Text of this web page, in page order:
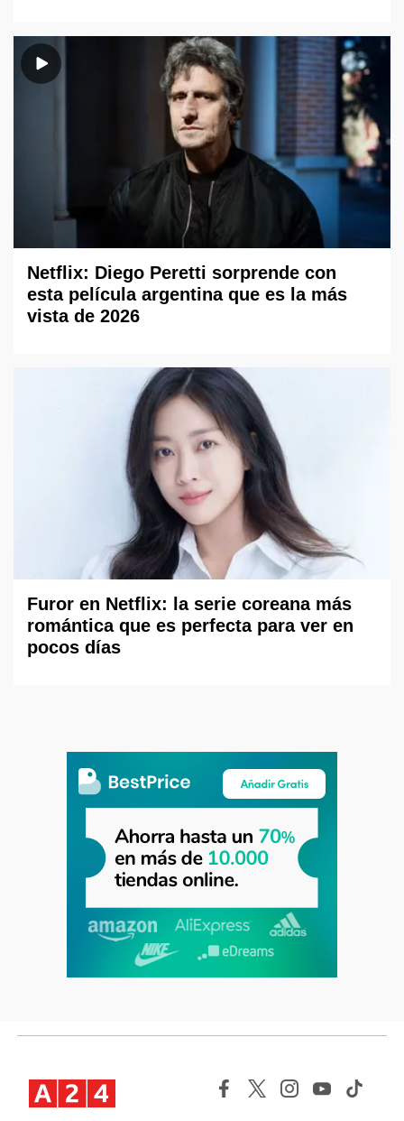
Netflix: Diego Peretti sorprende con
esta película argentina que es la más
vista de 2026
Furor en Netflix: la serie coreana más
romántica que es perfecta para ver en
pocos días